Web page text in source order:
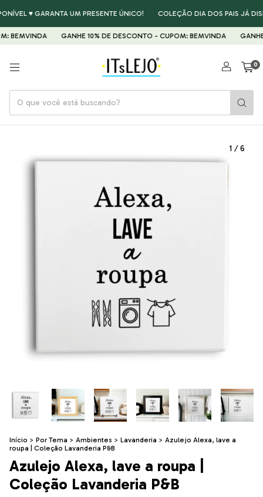
♥ GARANTA UM PRESENTE ÚNICO! COLEÇÃO DIA DOS PAIS JÁ
BEMVINDA GANHE 10% DE DESCONTO - CUPOM: BEMVINDA
0
1 /6
Início > Por Tema > Ambientes > Lavanderia > Azulejo Alexa, lave a
roupa | Coleção Lavanderia P&B
Azulejo Alexa, lave a roupa |
Coleção Lavanderia P&B